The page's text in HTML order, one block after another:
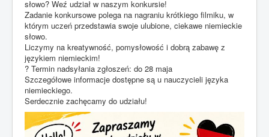
słowo? Weź udział w naszym konkursie!
Zadanie konkursowe polega na nagraniu krótkiego filmiku, w
którym uczeń przedstawia swoje ulubione, ciekawe niemieckie
słowo.
Liczymy na kreatywność, pomysłowość i dobrą zabawę z
językiem niemieckim!
? Termin nadsyłania zgłoszeń: do 28 maja
Szczegółowe informacje dostępne są u nauczycieli języka
niemieckiego.
Serdecznie zachęcamy do udziału!